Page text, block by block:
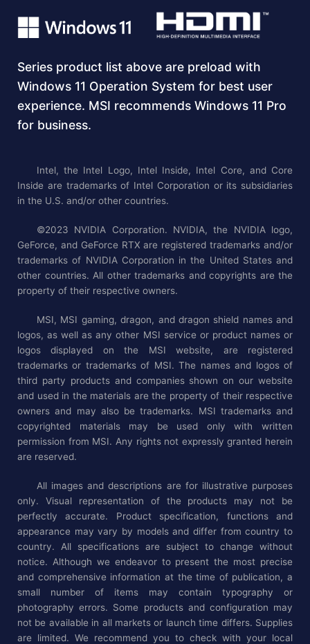
Series product list above are preload with
Windows 11 Operation System for best user
experience. MSI recommends Windows 11 Pro
for business.
Intel, the Intel Logo, Intel Inside, Intel Core, and Core
Inside are trademarks of Intel Corporation or its subsidiaries
in the U.S. and/or other countries.
©2023 NVIDIA Corporation. NVIDIA, the NVIDIA logo,
GeForce, and GeForce RTX are registered trademarks and/or
trademarks of NVIDIA Corporation in the United States and
other countries. All other trademarks and copyrights are the
property of their respective owners.
MSI, MSI gaming, dragon, and dragon shield names and
logos, as well as any other MSI service or product names or
logos displayed on the MSI website, are registered
trademarks or trademarks of MSI. The names and logos of
third party products and companies shown on our website
and used in the materials are the property of their respective
owners and may also be trademarks. MSI trademarks and
copyrighted materials may be used only with written
permission from MSI. Any rights not expressly granted herein
are reserved.
All images and descriptions are for illustrative purposes
only. Visual representation of the products may not be
perfectly accurate. Product specification, functions and
appearance may vary by models and differ from country to
country. All specifications are subject to change without
notice. Although we endeavor to present the most precise
and comprehensive information at the time of publication, a
small number of items may contain typography or
photography errors. Some products and configuration may
not be available in all markets or launch time differs. Supplies
are limited. We recommend you to check with your local